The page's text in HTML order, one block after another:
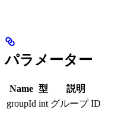
パラメーター
Name 型
説明
groupId int グループ ID